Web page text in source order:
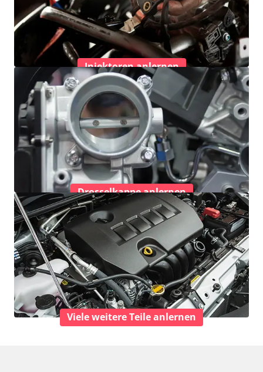
Injektoren anlernen
Drosselkappe anlernen
Viele weitere Teile anlernen